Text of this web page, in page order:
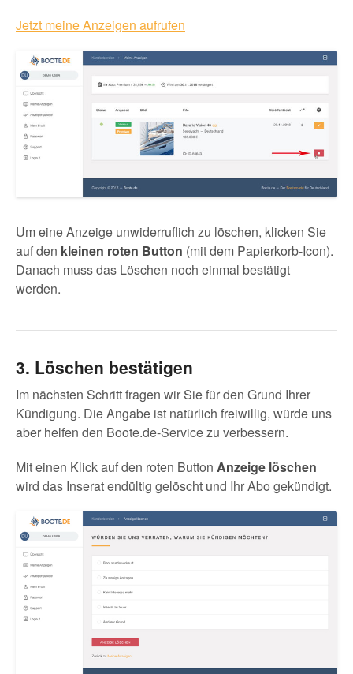
Jetzt meine Anzeigen aufrufen
Um eine Anzeige unwiderruflich zu löschen, klicken Sie
auf den kleinen roten Button (mit dem Papierkorb-Icon).
Danach muss das Löschen noch einmal bestätigt
werden.
3. Löschen bestätigen
Im nächsten Schritt fragen wir Sie für den Grund Ihrer
Kündigung. Die Angabe ist natürlich freiwillig, würde uns
aber helfen den Boote.de-Service zu verbessern.
Mit einen Klick auf den roten Button Anzeige löschen
wird das Inserat endültig gelöscht und Ihr Abo gekündigt.